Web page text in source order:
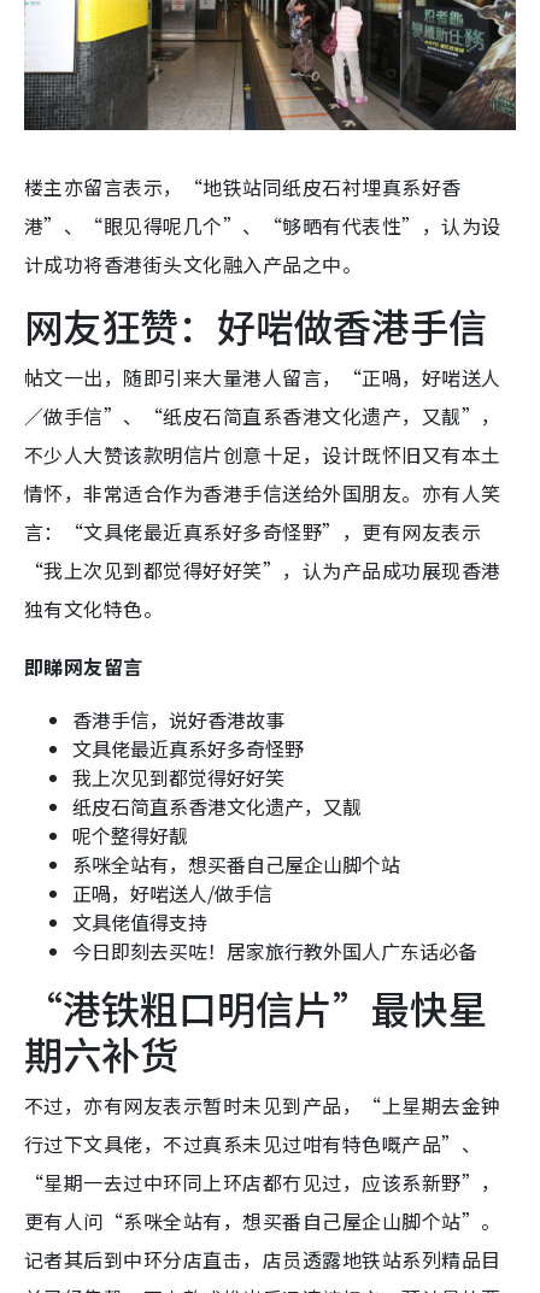
楼主亦留言表示，“地铁站同纸皮石衬埋真系好香
港”、“眼见得呢几个”、“够晒有代表性”，认为设
计成功将香港街头文化融入产品之中。
网友狂赞：好啱做香港手信
帖文一出，随即引来大量港人留言，“正喎，好啱送人
／做手信”、“纸皮石简直系香港文化遗产，又靓”，
不少人大赞该款明信片创意十足，设计既怀旧又有本土
情怀，非常适合作为香港手信送给外国朋友。亦有人笑
言：“文具佬最近真系好多奇怪野”，更有网友表示
“我上次见到都觉得好好笑”，认为产品成功展现香港
独有文化特色。
即睇网友留言
香港手信，说好香港故事
文具佬最近真系好多奇怪野
我上次见到都觉得好好笑
纸皮石简直系香港文化遗产，又靓
呢个整得好靓
系咪全站有，想买番自己屋企山脚个站
正喎，好啱送人/做手信
文具佬值得支持
今日即刻去买咗！居家旅行教外国人广东话必备
“港铁粗口明信片”最快星
期六补货
不过，亦有网友表示暂时未见到产品，“上星期去金钟
行过下文具佬，不过真系未见过咁有特色嘅产品”、
“星期一去过中环同上环店都冇见过，应该系新野”，
更有人问“系咪全站有，想买番自己屋企山脚个站”。
记者其后到中环分店直击，店员透露地铁站系列精品目